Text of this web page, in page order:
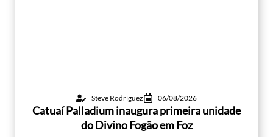
Steve Rodríguez 06/08/2026
Catuaí Palladium inaugura primeira unidade
do Divino Fogão em Foz